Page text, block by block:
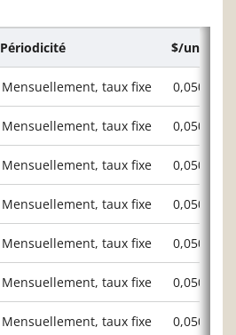
Périodicité $/unité
Mensuellement, taux fixe 0,05000
Mensuellement, taux fixe 0,05000
Mensuellement, taux fixe 0,05000
Mensuellement, taux fixe 0,05000
Mensuellement, taux fixe 0,05000
Mensuellement, taux fixe 0,05000
Mensuellement, taux fixe 0,05000